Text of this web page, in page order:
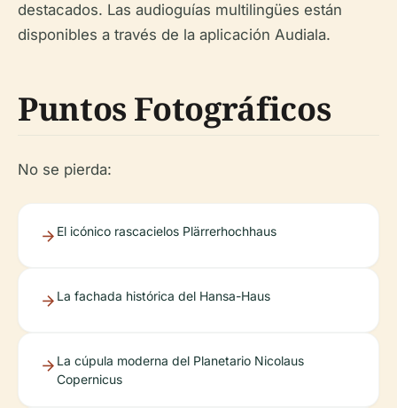
destacados. Las audioguías multilingües están
disponibles a través de la aplicación Audiala.
Puntos Fotográficos
No se pierda:
El icónico rascacielos Plärrerhochhaus
La fachada histórica del Hansa-Haus
La cúpula moderna del Planetario Nicolaus
Copernicus